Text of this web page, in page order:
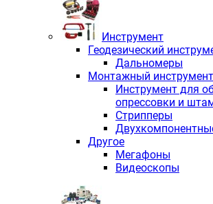
Инструмент
Геодезический
Дальномеры
Монтажный инструмент
Инструмент для
опрессовки и
Стрипперы
Другое
Мегафоны
Видеоскопы